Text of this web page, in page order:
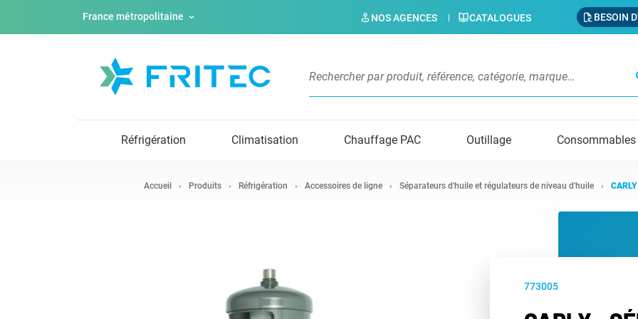
France métropolitaine NOS AGENCES CATALOGUES BESOIN
Réfrigération Climatisation Chauffage PAC Outillage Consommables
Accueil Produits Réfrigération Accessoires de ligne Séparateurs d'huile et régulateurs de niveau d'huile
773005